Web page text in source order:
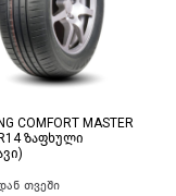
COMFORT MASTER
ზაფხული
თვეში